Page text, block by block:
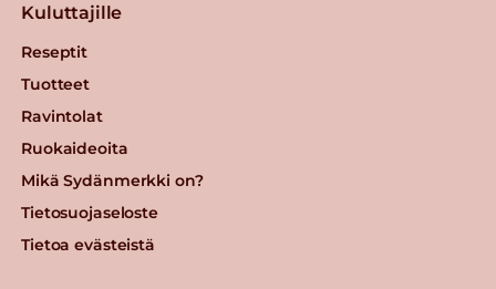
Kuluttajille
Reseptit
Tuotteet
Ravintolat
Ruokaideoita
Mikä Sydänmerkki on?
Tietosuojaseloste
Tietoa evästeistä